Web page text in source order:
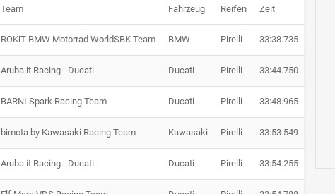
Team Fahrzeug Reifen Zeit
ROKiT BMW Motorrad WorldSBK Team BMW Pirelli 33:38.735
Aruba.it Racing - Ducati Ducati Pirelli 33:44.750
BARNI Spark Racing Team Ducati Pirelli 33:48.965
bimota by Kawasaki Racing Team Kawasaki Pirelli 33:53.549
Aruba.it Racing - Ducati Ducati Pirelli 33:54.255